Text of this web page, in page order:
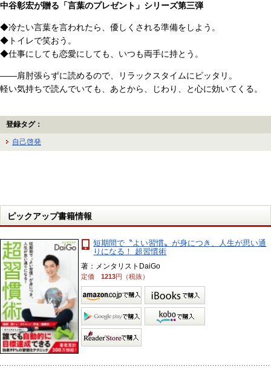
中谷彰宏が贈る「言葉のプレゼント」シリーズ第三弾
◆冷たい言葉を言われたら、優しくされる準備をしよう。
◆トイレで笑おう。
◆仕事にしても恋愛にしても、いつも両手に持とう。
――肩肘張らずに読めるので、リラックスタイムにピッタリ。
軽い気持ちで読んでいても、あとから、じわり、と心に効いてくる。
登録タグ：
自己啓発
ピックアップ書籍情報
短期間で〝よい習慣〟が身につき、人生が思い通
りになる！ 超習慣術
著：メンタリストDaiGo
定価1213円（税抜）